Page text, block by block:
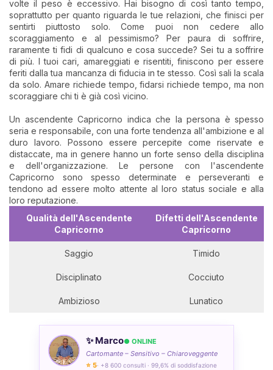
volte il peso è eccessivo. Hai bisogno di così tanto tempo,
soprattutto per quanto riguarda le tue relazioni, che finisci per
sentirti piuttosto solo. Come puoi non cedere allo
scoraggiamento e al pessimismo? Per paura di soffrire,
raramente ti fidi di qualcuno e cosa succede? Sei tu a soffrire
di più. I tuoi cari, amareggiati e risentiti, finiscono per essere
feriti dalla tua mancanza di fiducia in te stesso. Così sali la scala
da solo. Amare richiede tempo, fidarsi richiede tempo, ma non
scoraggiare chi ti è già così vicino.
Un ascendente Capricorno indica che la persona è spesso
seria e responsabile, con una forte tendenza all'ambizione e al
duro lavoro. Possono essere percepite come riservate e
distaccate, ma in genere hanno un forte senso della disciplina
e dell'organizzazione. Le persone con l'ascendente
Capricorno sono spesso determinate e perseveranti e
tendono ad essere molto attente al loro status sociale e alla
loro reputazione.
Qualità dell'Ascendente
Capricorno
Difetti dell'Ascendente
Capricorno
Saggio Timido
Disciplinato Cocciuto
Ambizioso Lunatico
✨ Marco● ONLINE
Cartomante – Sensitivo – Chiaroveggente
⭐ 5· +8 600 consulti · 99,6% di soddisfazione